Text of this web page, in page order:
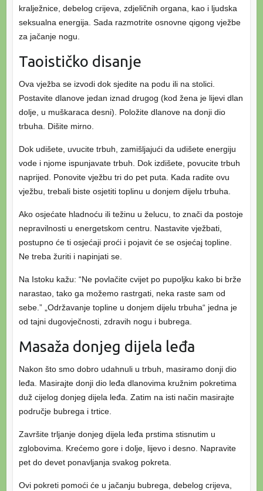
kralježnice, debelog crijeva, zdjeličnih organa, kao i ljudska
seksualna energija. Sada razmotrite osnovne qigong vježbe
za jačanje nogu.
Taoističko disanje
Ova vježba se izvodi dok sjedite na podu ili na stolici.
Postavite dlanove jedan iznad drugog (kod žena je lijevi dlan
dolje, u muškaraca desni). Položite dlanove na donji dio
trbuha. Dišite mirno.
Dok udišete, uvucite trbuh, zamišljajući da udišete energiju
vode i njome ispunjavate trbuh. Dok izdišete, povucite trbuh
naprijed. Ponovite vježbu tri do pet puta. Kada radite ovu
vježbu, trebali biste osjetiti toplinu u donjem dijelu trbuha.
Ako osjećate hladnoću ili težinu u želucu, to znači da postoje
nepravilnosti u energetskom centru. Nastavite vježbati,
postupno će ti osjećaji proći i pojavit će se osjećaj topline.
Ne treba žuriti i napinjati se.
Na Istoku kažu: “Ne povlačite cvijet po pupoljku kako bi brže
narastao, tako ga možemo rastrgati, neka raste sam od
sebe.” „Održavanje topline u donjem dijelu trbuha“ jedna je
od tajni dugovječnosti, zdravih nogu i bubrega.
Masaža donjeg dijela leđa
Nakon što smo dobro udahnuli u trbuh, masiramo donji dio
leđa. Masirajte donji dio leđa dlanovima kružnim pokretima
duž cijelog donjeg dijela leđa. Zatim na isti način masirajte
područje bubrega i trtice.
Završite trljanje donjeg dijela leđa prstima stisnutim u
zglobovima. Krećemo gore i dolje, lijevo i desno. Napravite
pet do devet ponavljanja svakog pokreta.
Ovi pokreti pomoći će u jačanju bubrega, debelog crijeva,